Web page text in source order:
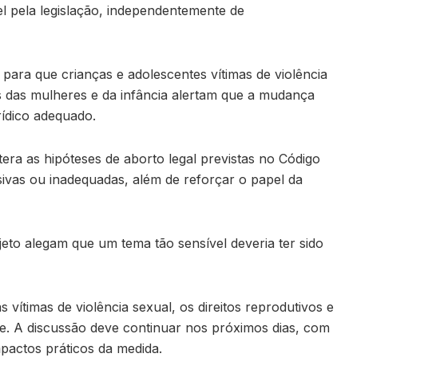
legislação, independentemente de
que crianças e adolescentes vítimas de violência
mulheres e da infância alertam que a mudança
adequado.
as hipóteses de aborto legal previstas no Código
ou inadequadas, além de reforçar o papel da
alegam que um tema tão sensível deveria ter sido
vítimas de violência sexual, os direitos reprodutivos e
A discussão deve continuar nos próximos dias, com
práticos da medida.